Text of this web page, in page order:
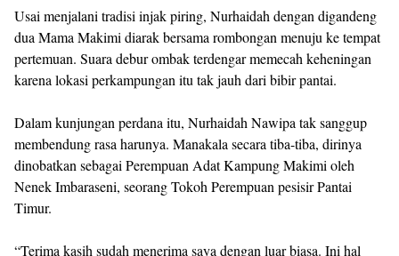
Usai menjalani tradisi injak piring, Nurhaidah dengan digandeng
dua Mama Makimi diarak bersama rombongan menuju ke tempat
pertemuan. Suara debur ombak terdengar memecah keheningan
karena lokasi perkampungan itu tak jauh dari bibir pantai.
Dalam kunjungan perdana itu, Nurhaidah Nawipa tak sanggup
membendung rasa harunya. Manakala secara tiba-tiba, dirinya
dinobatkan sebagai Perempuan Adat Kampung Makimi oleh
Nenek Imbaraseni, seorang Tokoh Perempuan pesisir Pantai
Timur.
“Terima kasih sudah menerima saya dengan luar biasa. Ini hal